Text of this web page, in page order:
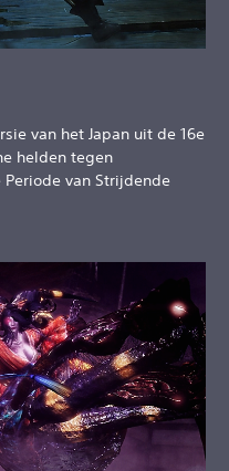
van het Japan uit de 16e
helden tegen
van Strijdende